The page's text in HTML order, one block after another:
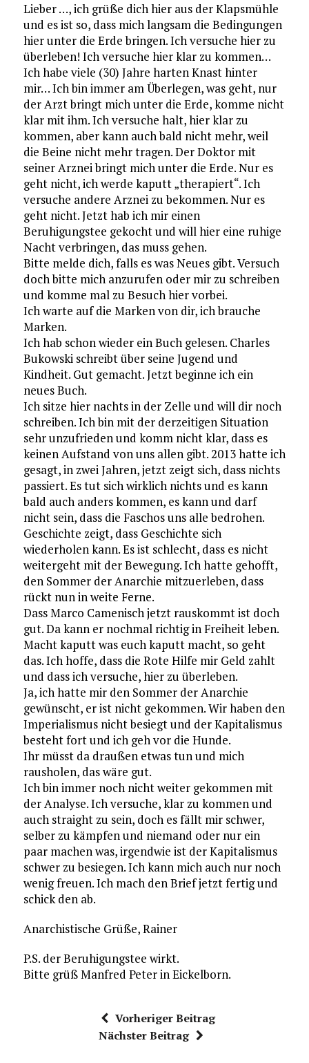
Lieber …, ich grüße dich hier aus der Klapsmühle
und es ist so, dass mich langsam die Bedingungen
hier unter die Erde bringen. Ich versuche hier zu
überleben! Ich versuche hier klar zu kommen…
Ich habe viele (30) Jahre harten Knast hinter
mir… Ich bin immer am Überlegen, was geht, nur
der Arzt bringt mich unter die Erde, komme nicht
klar mit ihm. Ich versuche halt, hier klar zu
kommen, aber kann auch bald nicht mehr, weil
die Beine nicht mehr tragen. Der Doktor mit
seiner Arznei bringt mich unter die Erde. Nur es
geht nicht, ich werde kaputt „therapiert“. Ich
versuche andere Arznei zu bekommen. Nur es
geht nicht. Jetzt hab ich mir einen
Beruhigungstee gekocht und will hier eine ruhige
Nacht verbringen, das muss gehen.
Bitte melde dich, falls es was Neues gibt. Versuch
doch bitte mich anzurufen oder mir zu schreiben
und komme mal zu Besuch hier vorbei.
Ich warte auf die Marken von dir, ich brauche
Marken.
Ich hab schon wieder ein Buch gelesen. Charles
Bukowski schreibt über seine Jugend und
Kindheit. Gut gemacht. Jetzt beginne ich ein
neues Buch.
Ich sitze hier nachts in der Zelle und will dir noch
schreiben. Ich bin mit der derzeitigen Situation
sehr unzufrieden und komm nicht klar, dass es
keinen Aufstand von uns allen gibt. 2013 hatte ich
gesagt, in zwei Jahren, jetzt zeigt sich, dass nichts
passiert. Es tut sich wirklich nichts und es kann
bald auch anders kommen, es kann und darf
nicht sein, dass die Faschos uns alle bedrohen.
Geschichte zeigt, dass Geschichte sich
wiederholen kann. Es ist schlecht, dass es nicht
weitergeht mit der Bewegung. Ich hatte gehofft,
den Sommer der Anarchie mitzuerleben, dass
rückt nun in weite Ferne.
Dass Marco Camenisch jetzt rauskommt ist doch
gut. Da kann er nochmal richtig in Freiheit leben.
Macht kaputt was euch kaputt macht, so geht
das. Ich hoffe, dass die Rote Hilfe mir Geld zahlt
und dass ich versuche, hier zu überleben.
Ja, ich hatte mir den Sommer der Anarchie
gewünscht, er ist nicht gekommen. Wir haben den
Imperialismus nicht besiegt und der Kapitalismus
besteht fort und ich geh vor die Hunde.
Ihr müsst da draußen etwas tun und mich
rausholen, das wäre gut.
Ich bin immer noch nicht weiter gekommen mit
der Analyse. Ich versuche, klar zu kommen und
auch straight zu sein, doch es fällt mir schwer,
selber zu kämpfen und niemand oder nur ein
paar machen was, irgendwie ist der Kapitalismus
schwer zu besiegen. Ich kann mich auch nur noch
wenig freuen. Ich mach den Brief jetzt fertig und
schick den ab.
Anarchistische Grüße, Rainer
P.S. der Beruhigungstee wirkt.
Bitte grüß Manfred Peter in Eickelborn.
Vorheriger Beitrag
Nächster Beitrag